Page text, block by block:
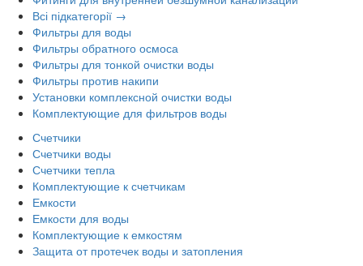
Всі підкатегорії →
Фильтры для воды
Фильтры обратного осмоса
Фильтры для тонкой очистки воды
Фильтры против накипи
Установки комплексной очистки воды
Комплектующие для фильтров воды
Счетчики
Счетчики воды
Счетчики тепла
Комплектующие к счетчикам
Емкости
Емкости для воды
Комплектующие к емкостям
Защита от протечек воды и затопления